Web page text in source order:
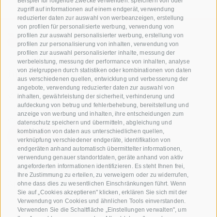
zugriff auf informationen auf einem endgerät, verwendung
reduzierter daten zur auswahl von werbeanzeigen, erstellung
von profilen für personalisierte werbung, verwendung von
profilen zur auswahl personalisierter werbung, erstellung von
profilen zur personalisierung von inhalten, verwendung von
profilen zur auswahl personalisierter inhalte, messung der
werbeleistung, messung der performance von inhalten, analyse
von zielgruppen durch statistiken oder kombinationen von daten
aus verschiedenen quellen, entwicklung und verbesserung der
angebote, verwendung reduzierter daten zur auswahl von
inhalten, gewährleistung der sicherheit, verhinderung und
aufdeckung von betrug und fehlerbehebung, bereitstellung und
anzeige von werbung und inhalten, ihre entscheidungen zum
datenschutz speichern und übermitteln, abgleichung und
kombination von daten aus unterschiedlichen quellen,
verknüpfung verschiedener endgeräte, identifikation von
endgeräten anhand automatisch übermittelter informationen,
verwendung genauer standortdaten, geräte anhand von aktiv
angeforderten informationen identifizieren. Es steht Ihnen frei,
Ihre Zustimmung zu erteilen, zu verweigern oder zu widerrufen,
ohne dass dies zu wesentlichen Einschränkungen führt. Wenn
Sie auf „Cookies akzeptieren" klicken, erklären Sie sich mit der
Verwendung von Cookies und ähnlichen Tools einverstanden.
Verwenden Sie die Schaltfläche „Einstellungen verwalten", um
+39 0471 256 700
info@biosuedtirol.com
Verband der Südtiroler Obstgenossenschaften
Jakobistraße 1A, 39018 Terlan, Südtirol, Italien
www.vog.it
Fragen & Antworten
Unsere Apfelsorten
Apfelrezepte